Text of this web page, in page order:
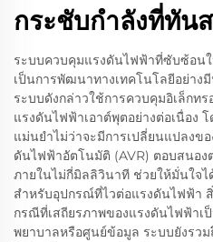
กระชับกําลังที่ทัน
ระบบควบคุมแรงดันไฟฟ้าที่ซับซ้อนใ
เป็นการพัฒนาทางเทคโนโลยีอย่า
ระบบดังกล่าวใช้การควบคุมอิเล็กท
แรงดันไฟฟ้าเอาต์พุตอย่างต่อเนื่อง
แม่นยำไม่ว่าจะมีการเปลี่ยนแปลงข
ดันไฟฟ้าอัตโนมัติ (AVR) ตอบสนอง
ภายในไม่กี่มิลลิวินาที ช่วยให้มั่นใจไ
สำหรับอุปกรณ์ที่ไวต่อแรงดันไฟฟ้า
กรณีที่เสถียรภาพของแรงดันไฟฟ้าเ
พยาบาลหรือศูนย์ข้อมูล ระบบยังรวม